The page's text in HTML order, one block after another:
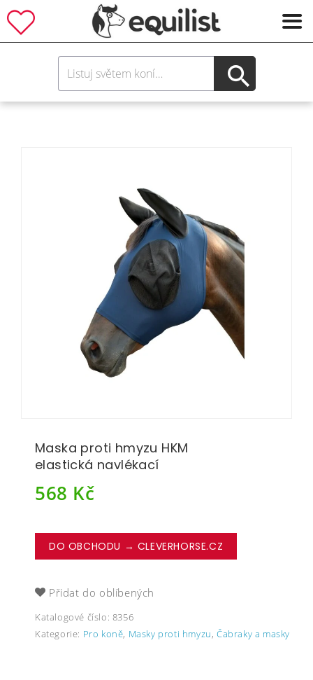
Maska proti hmyzu HKM
elastická navlékací
568 Kč
DO OBCHODU → CLEVERHORSE.CZ
Přidat do oblíbených
Katalogové číslo: 8356
Kategorie: Pro koně, Masky proti hmyzu,Čabraky a masky